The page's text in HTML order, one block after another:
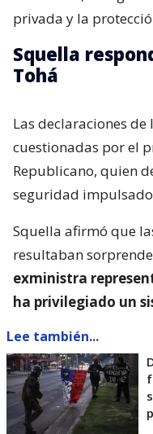
privada y la
Squella
Tohá
Las declaraciones
cuestionadas por el
Republicano, quien
seguridad
Squella afirmó que
resultaban
exministra
ha privilegiado un
Lee también...